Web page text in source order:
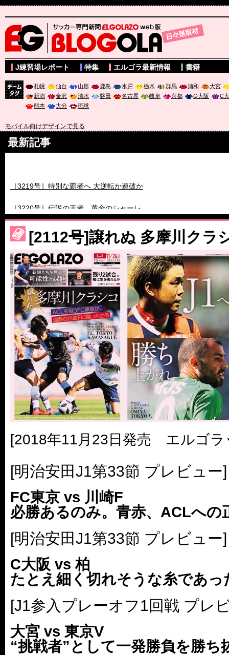
サッカー専門新聞ELGOLAZO web版 BLOGOLA
J練習場レポート 特集 エルゴラ最新情報 書籍
札幌 仙台 山形 鹿島 水戸 栃木 群馬 浦和
大宮
新潟
金沢 清水 磐田 名古屋 岐阜 京都 G大阪
C
熊本
大分 琉球
モバイル向けデザインで見る
最新記事
［3219号］特別な覇者へ 大逆転か連破か
［3220号］伝説の王者、黄金のシャーレ
［3230号］世界一への夢は終わらない
［3223号］一丸。日本出陣
［3222号］史上最大のW杯開幕 注目は「個」
[2112号]譲れぬ 多摩川クラ
[2018年11月23日発売 エルゴラ
[明治安田J1第33節 プレビュー]
FC東京 vs 川崎F
必勝あるのみ。青赤、ACLへの
[明治安田J1第33節 プレビュー]
C大阪 vs 柏
たとえ細く切れそうな糸であっ
[J1参入プレーオフ1回戦 プレ
大宮 vs 東京V
“挑戦者”として一発勝負を勝ち